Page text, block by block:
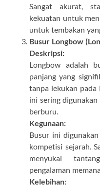
Sangat akurat,
kekuatan untuk
untuk tembakan
Busur Longbow
Deskripsi:
Longbow adalah
panjang yang
tanpa lekukan pada
ini sering
berburu.
Kegunaan:
Busur ini
kompetisi sejarah.
menyukai
pengalaman
Kelebihan: